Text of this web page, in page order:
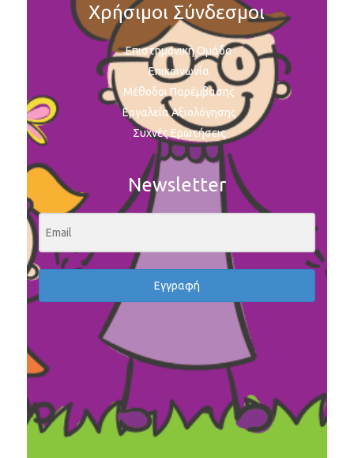
Χρήσιμοι Σύνδεσμοι
Επιστημονική Ομάδα
Επικοινωνία
Μέθοδοι Παρέμβασης
Εργαλεία Αξιολόγησης
Συχνές Ερωτήσεις
Newsletter
Εγγραφή